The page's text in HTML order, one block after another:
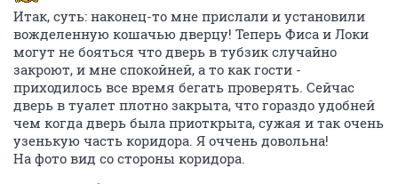
Итак, суть: наконец-то мне прислали и установили
вожделенную кошачью дверцу! Теперь Фиса и Локи
могут не бояться что дверь в тубзик случайно
закроют, и мне спокойней, а то как гости -
приходилось все время бегать проверять. Сейчас
дверь в туалет плотно закрыта, что гораздо удобней
чем когда дверь была приоткрыта, сужая и так очень
узенькую часть коридора. Я оччень довольна!
На фото вид со стороны коридора.